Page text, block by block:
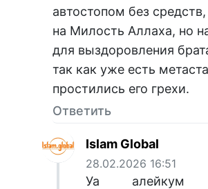
автостопом без
на Милость Аллаха, но
для выздоровления
так как уже есть
простились его грехи.
Ответить
Islam Global
28.02.2026 16:51
Уа алейкум